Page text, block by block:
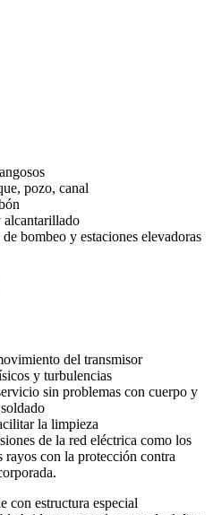
pozo, canal
alcantarillado
bombeo y estaciones elevadoras
del transmisor
y turbulencias
sin problemas con cuerpo y
la limpieza
de la red eléctrica como los
rayos con la protección contra
con estructura especial